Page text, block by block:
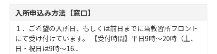
入所申込み方法【窓口】
１．ご希望の入所日、もしくは前日までに当教習所フロント
にて受け付けています。 【受付時間】平日9時～20時（土、
日・祝日は9時～16...